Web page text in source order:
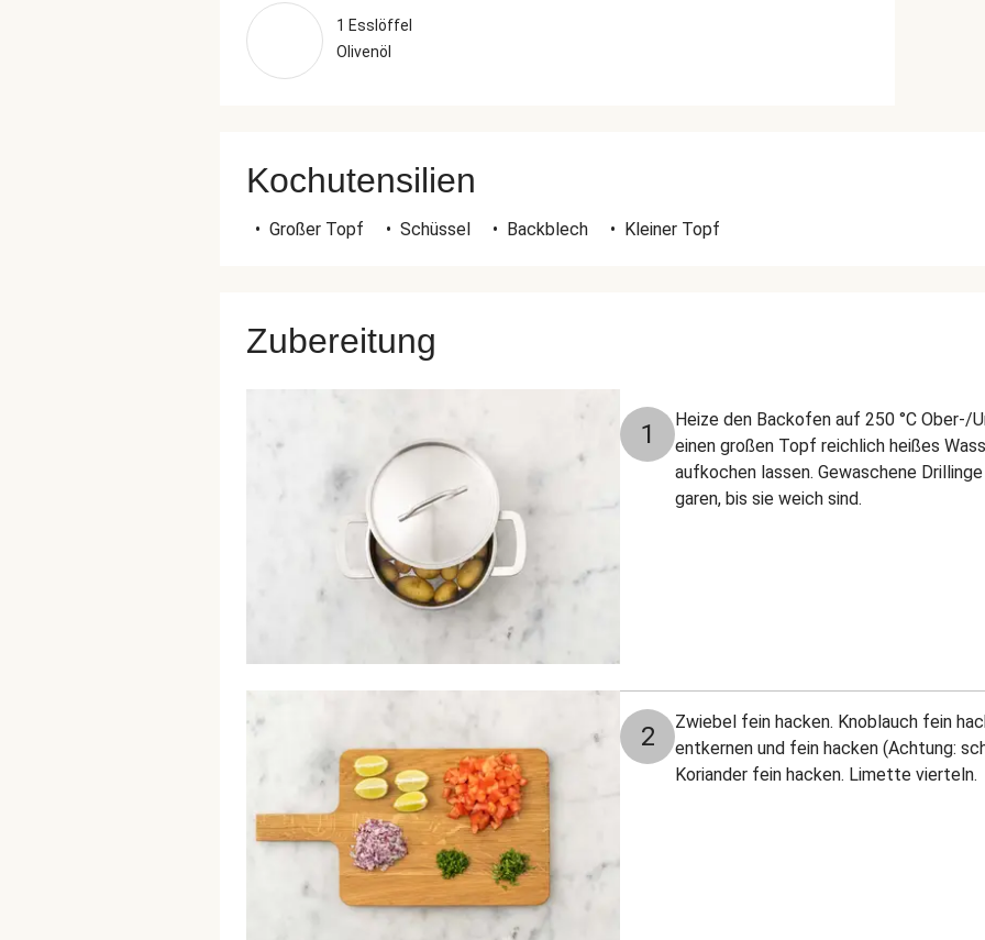
1 Esslöffel
Olivenöl
Kochutensilien
• Großer Topf • Schüssel • Backblech • Kleiner Topf
Zubereitung
1
Heize den Backofen auf 250 °C Ober-/
einen großen Topf reichlich heißes
aufkochen lassen. Gewaschene
garen, bis sie weich sind.
2
Zwiebel fein hacken. Knoblauch fein
entkernen und fein hacken (Achtung:
Koriander fein hacken. Limette vierteln.